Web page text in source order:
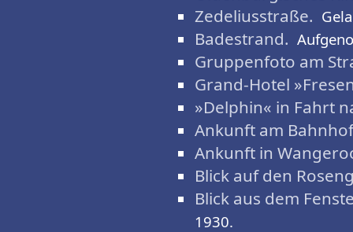
Zedeliusstraße.
Badestrand.
Gruppenfoto am
Grand-Hotel
»Delphin« in Fahrt
Ankunft am
Ankunft in
Blick auf den
Blick aus dem
1930.